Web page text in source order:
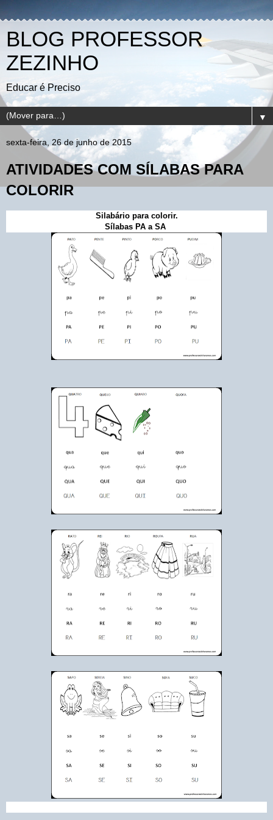
BLOG PROFESSOR
ZEZINHO
Educar é Preciso
▼
sexta-feira, 26 de junho de 2015
ATIVIDADES COM SÍLABAS PARA
COLORIR
Silabário para colorir.
Sílabas PA a SA